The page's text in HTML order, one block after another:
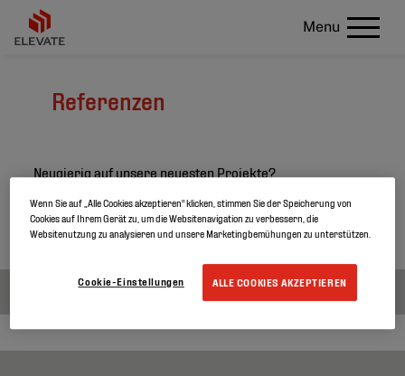
Menu
Referenzen
Neugierig auf unsere neuesten Projekte?
Suchen Sie in unseren Projekten und erfahren sie mehr
über unsere Produkte
Wenn Sie auf „Alle Cookies akzeptieren“ klicken, stimmen Sie der Speicherung von
Cookies auf Ihrem Gerät zu, um die Websitenavigation zu verbessern, die
Websitenutzung zu analysieren und unsere Marketingbemühungen zu unterstützen.
ALLE COOKIES AKZEPTIEREN
Cookie-Einstellungen